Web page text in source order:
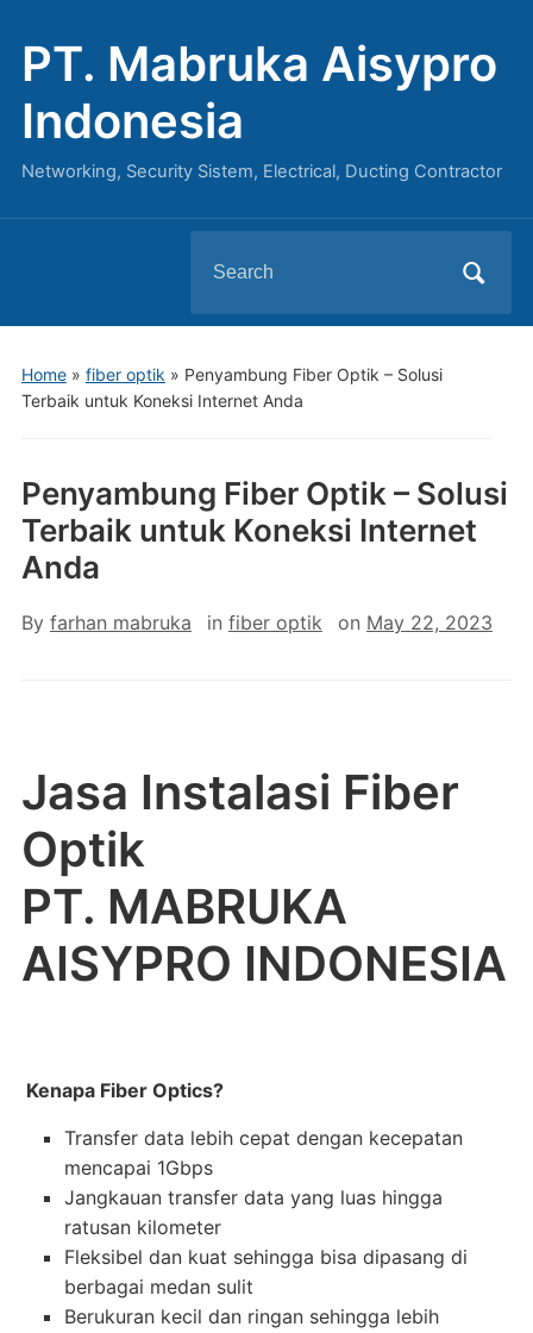
PT. Mabruka Aisypro
Indonesia
Networking, Security Sistem, Electrical, Ducting Contractor
for:
Home» fiber optik » Penyambung Fiber Optik – Solusi
Terbaik untuk Koneksi Internet Anda
Penyambung Fiber Optik – Solusi
Terbaik untuk Koneksi Internet
Anda
By farhan mabruka in fiber optik on May 22, 2023
Jasa Instalasi Fiber
Optik
PT. MABRUKA
AISYPRO INDONESIA
Kenapa Fiber Optics?
Transfer data lebih cepat dengan kecepatan
mencapai 1Gbps
Jangkauan transfer data yang luas hingga
ratusan kilometer
Fleksibel dan kuat sehingga bisa dipasang di
berbagai medan sulit
Berukuran kecil dan ringan sehingga lebih